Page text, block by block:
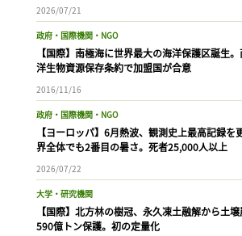
2026/07/21
政府・国際機関・NGO
【国際】南極海に世界最大の海洋保護区誕生
洋生物資源保存条約で加盟国が合意
2016/11/16
政府・国際機関・NGO
【ヨーロッパ】6月熱波、観測史上最高記録を
界全体でも2番目の暑さ。死者25,000人以上
2026/07/22
大学・研究機関
【国際】北方林の樹冠、永久凍土融解から土
590億トン保護。初の定量化